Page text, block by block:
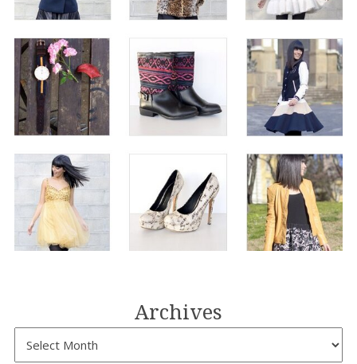
Archives